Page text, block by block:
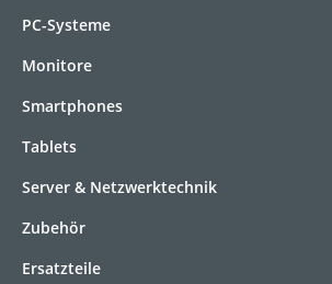
PC-Systeme
Monitore
Smartphones
Tablets
Server & Netzwerktechnik
Zubehör
Ersatzteile